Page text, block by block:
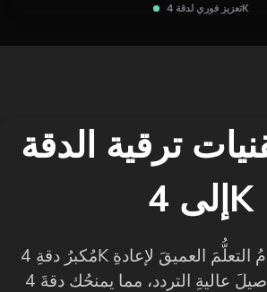
تعزيز فوري لدقة 4K
ترقية الدقة
إلى 4K
مُكبرُ دقةِ 4K الخاصُ بنا يستخدمُ التعلُّمَ العميقَ لإعادةِ
بناءِ تفاصيلَ عاليةِ التردد، مما يمنحُك دقةَ 4K حقيقيةً